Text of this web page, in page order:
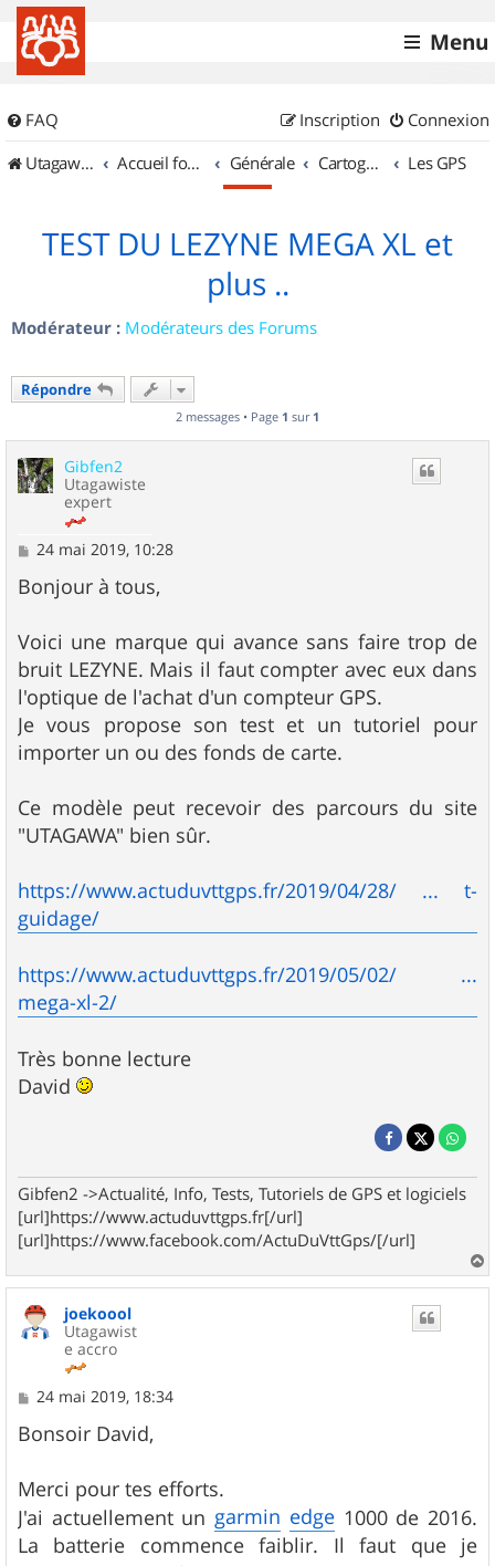
Menu
FAQ Connexion
Inscription
UtagawaVTT (Randos VTT et VTTAE avec traces GPS)
Accueil forum Générale Cartographie et GPS Les GPS
TEST DU LEZYNE MEGA XL et
plus ..
Modérateur : Modérateurs des Forums
Répondre
2 messages • Page 1 sur 1
Gibfen2
Utagawiste
expert
M
s
s
g
e
24 mai 2019, 10:28
Bonjour à tous,
Voici une marque qui avance sans faire trop de
bruit LEZYNE. Mais il faut compter avec eux dans
l'optique de l'achat d'un compteur GPS.
Je vous propose son test et un tutoriel pour
importer un ou des fonds de carte.
Ce modèle peut recevoir des parcours du site
"UTAGAWA" bien sûr.
https://www.actuduvttgps.fr/2019/04/28/ ... t-
guidage/
https://www.actuduvttgps.fr/2019/05/02/ ...
mega-xl-2/
Très bonne lecture
David
Gibfen2 ->Actualité, Info, Tests, Tutoriels de GPS et logiciels
[url]https://www.actuduvttgps.fr[/url]
[url]https://www.facebook.com/ActuDuVttGps/[/url]
a
u
joekoool
Utagawist
e accro
M
s
s
g
e
24 mai 2019, 18:34
Bonsoir David,
Merci pour tes efforts.
J'ai actuellement ungarmin edge1000 de 2016.
La batterie commence faiblir. Il faut que je